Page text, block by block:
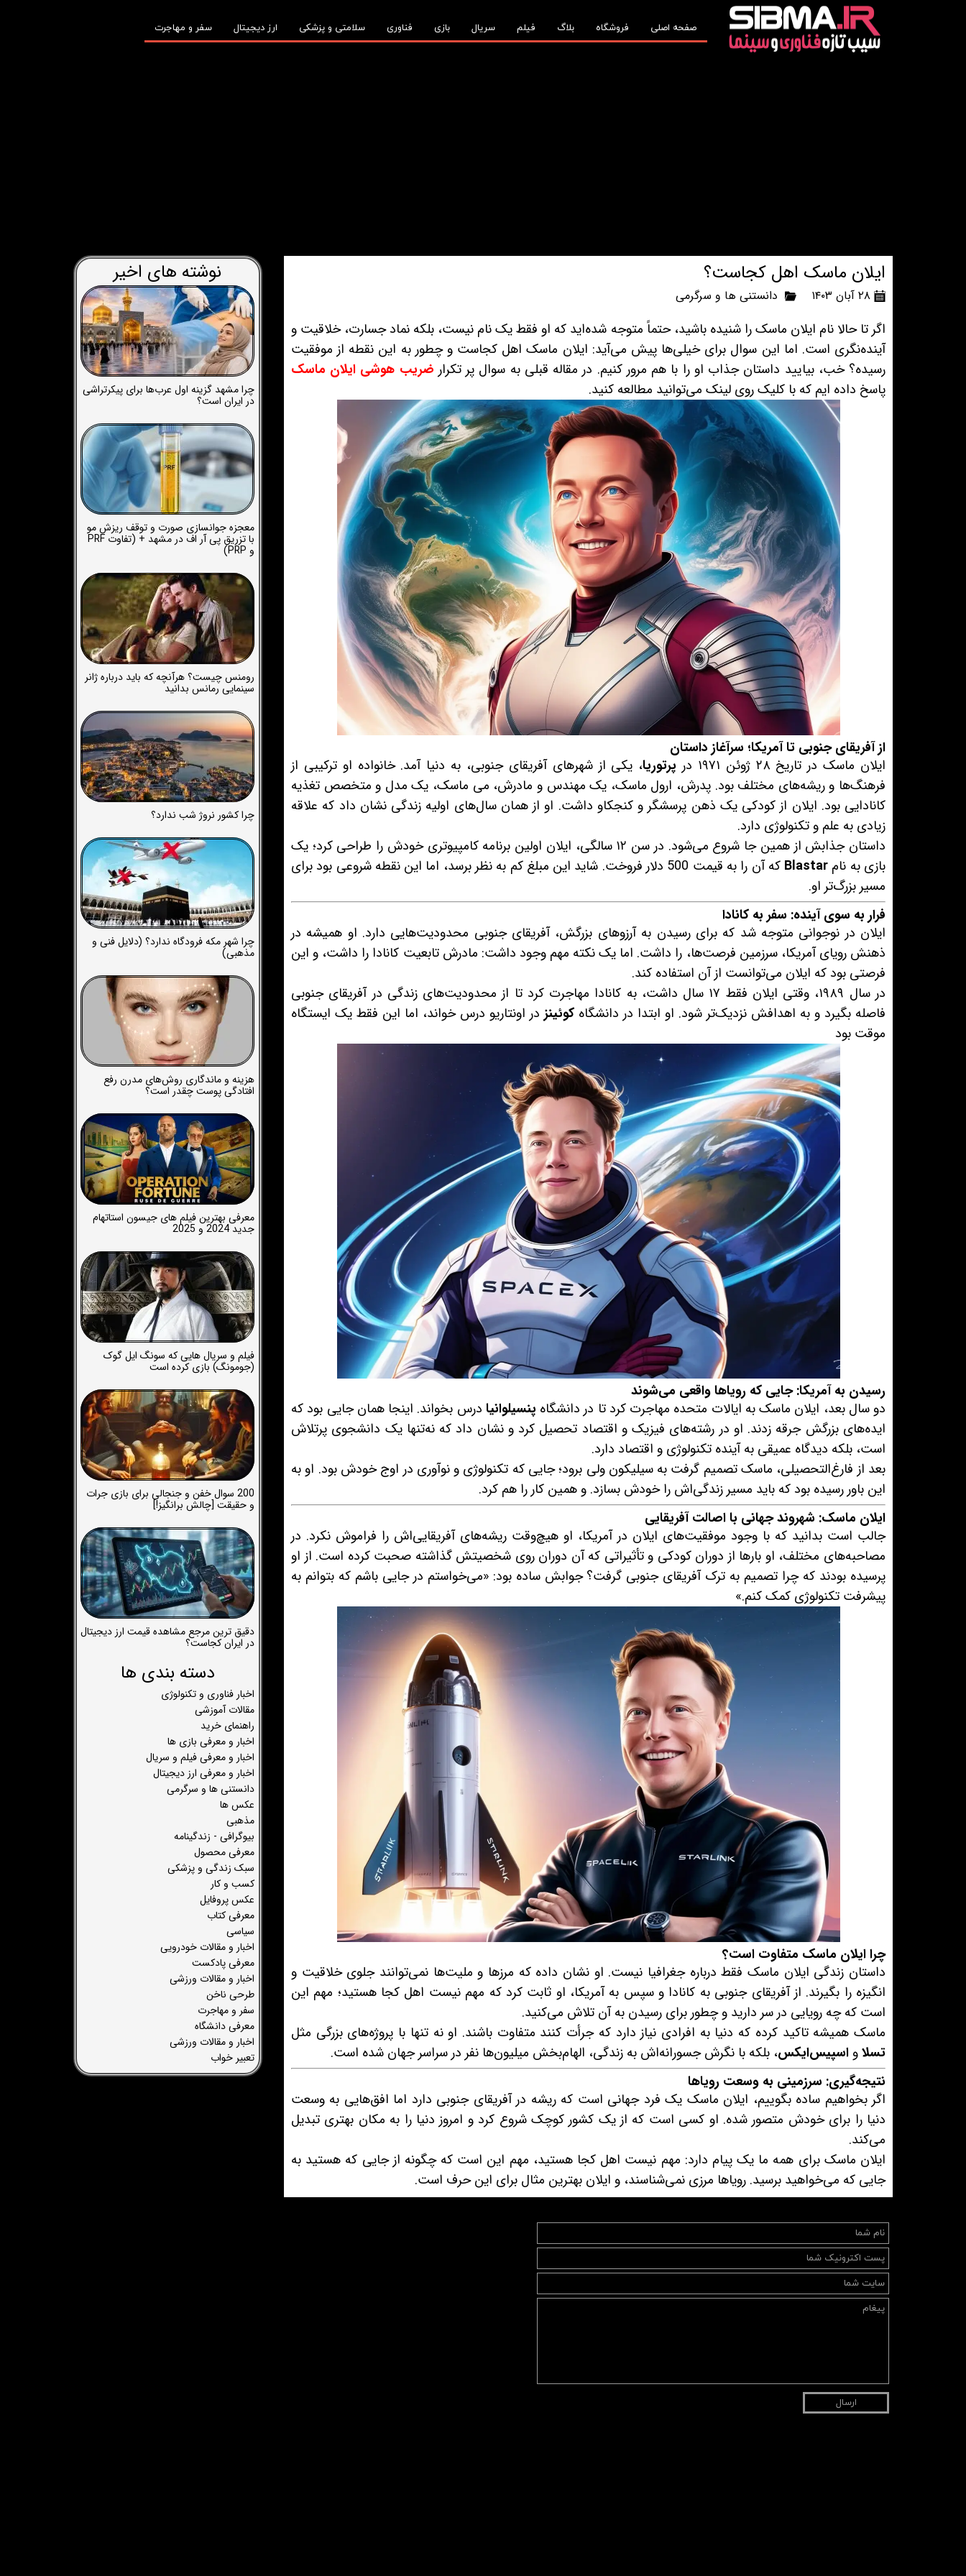
صفحه اصلی فروشگاه بلاگ فیلم سریال بازی فناوری سلامتی و پزشکی ارز دیجیتال سفر و مهاجرت
ایلان ماسک اهل کجاست؟
۲۸ آبان ۱۴۰۳ دانستنی ها و سرگرمی
اگر تا حالا نام ایلان ماسک را شنیده باشید، حتماً متوجه شده‌اید که او فقط یک نام نیست، بلکه نماد جسارت، خلاقیت و
آینده‌نگری است. اما این سوال برای خیلی‌ها پیش می‌آید: ایلان ماسک اهل کجاست و چطور به این نقطه از موفقیت
رسیده؟ خب، بیایید داستان جذاب او را با هم مرور کنیم. در مقاله قبلی به سوال پر تکرار ضریب هوشی ایلان ماسک
پاسخ داده ایم که با کلیک روی لینک می‌توانید مطالعه کنید.
از آفریقای جنوبی تا آمریکا؛ سرآغاز داستان
ایلان ماسک در تاریخ ۲۸ ژوئن ۱۹۷۱ در
پرتوریا، یکی از شهرهای آفریقای جنوبی، به دنیا آمد. خانواده او ترکیبی از
فرهنگ‌ها و ریشه‌های مختلف بود. پدرش، ارول ماسک، یک مهندس و مادرش، می ماسک، یک مدل و متخصص تغذیه
کانادایی بود. ایلان از کودکی یک ذهن پرسشگر و کنجکاو داشت. او از همان سال‌های اولیه زندگی نشان داد که علاقه
زیادی به علم و تکنولوژی دارد.
داستان جذابش از همین جا شروع می‌شود. در سن ۱۲ سالگی، ایلان اولین برنامه کامپیوتری خودش را طراحی کرد؛ یک
بازی به نام Blastar
که آن را به قیمت 500 دلار فروخت. شاید این مبلغ کم به نظر برسد، اما این نقطه شروعی بود برای
مسیر بزرگ‌تر او.
فرار به سوی آینده: سفر به کانادا
ایلان در نوجوانی متوجه شد که برای رسیدن به آرزوهای بزرگش، آفریقای جنوبی محدودیت‌هایی دارد. او همیشه در
ذهنش رویای آمریکا، سرزمین فرصت‌ها، را داشت. اما یک نکته مهم وجود داشت: مادرش تابعیت کانادا را داشت، و این
فرصتی بود که ایلان می‌توانست از آن استفاده کند.
در سال ۱۹۸۹، وقتی ایلان فقط ۱۷ سال داشت، به کانادا مهاجرت کرد تا از محدودیت‌های زندگی در آفریقای جنوبی
فاصله بگیرد و به اهدافش نزدیک‌تر شود. او ابتدا در دانشگاه کوئینز در اونتاریو درس خواند، اما این فقط یک ایستگاه
موقت بود
رسیدن به آمریکا: جایی که رویاها واقعی می‌شوند
دو سال بعد، ایلان ماسک به ایالات متحده مهاجرت کرد تا در دانشگاه پنسیلوانیا درس بخواند. اینجا همان جایی بود که
ایده‌های بزرگش جرقه زدند. او در رشته‌های فیزیک و اقتصاد تحصیل کرد و نشان داد که نه‌تنها یک دانشجوی پرتلاش
است، بلکه دیدگاه عمیقی به آینده تکنولوژی و اقتصاد دارد.
بعد از فارغ‌التحصیلی، ماسک تصمیم گرفت به سیلیکون ولی برود؛ جایی که تکنولوژی و نوآوری در اوج خودش بود. او به
این باور رسیده بود که باید مسیر زندگی‌اش را خودش بسازد. و همین کار را هم کرد.
ایلان ماسک: شهروند جهانی با اصالت آفریقایی
جالب است بدانید که با وجود موفقیت‌های ایلان در آمریکا، او هیچ‌وقت ریشه‌های آفریقایی‌اش را فراموش نکرد. در
مصاحبه‌های مختلف، او بارها از دوران کودکی و تأثیراتی که آن دوران روی شخصیتش گذاشته صحبت کرده است. از او
پرسیده بودند که چرا تصمیم به ترک آفریقای جنوبی گرفت؟ جوابش ساده بود: «می‌خواستم در جایی باشم که بتوانم به
پیشرفت تکنولوژی کمک کنم.»
چرا ایلان ماسک متفاوت است؟
داستان زندگی ایلان ماسک فقط درباره جغرافیا نیست. او نشان داده که مرزها و ملیت‌ها نمی‌توانند جلوی خلاقیت و
انگیزه را بگیرند. از آفریقای جنوبی به کانادا و سپس به آمریکا، او ثابت کرد که مهم نیست اهل کجا هستید؛ مهم این
است که چه رویایی در سر دارید و چطور برای رسیدن به آن تلاش می‌کنید.
ماسک همیشه تاکید کرده که دنیا به افرادی نیاز دارد که جرأت کنند متفاوت باشند. او نه تنها با پروژه‌های بزرگی مثل
تسلاو اسپیس‌ایکس، بلکه با نگرش جسورانه‌اش به زندگی، الهام‌بخش میلیون‌ها نفر در سراسر جهان شده است.
نتیجه‌گیری: سرزمینی به وسعت رویاها
اگر بخواهیم ساده بگوییم، ایلان ماسک یک فرد جهانی است که ریشه در آفریقای جنوبی دارد اما افق‌هایی به وسعت
دنیا را برای خودش متصور شده. او کسی است که از یک کشور کوچک شروع کرد و امروز دنیا را به مکان بهتری تبدیل
می‌کند.
ایلان ماسک برای همه ما یک پیام دارد: مهم نیست اهل کجا هستید، مهم این است که چگونه از جایی که هستید به
جایی که می‌خواهید برسید. رویاها مرزی نمی‌شناسند، و ایلان بهترین مثال برای این حرف است.
ارسال
نوشته های اخیر
چرا مشهد گزینه اول عرب‌ها برای پیکرتراشی
در ایران است؟
معجزه جوانسازی صورت و توقف ریزش مو
با تزریق پی آر اف در مشهد + (تفاوت PRF
و PRP)
رومنس چیست؟ هرآنچه که باید درباره ژانر
سینمایی رمانس بدانید
چرا کشور نروژ شب ندارد؟
چرا شهر مکه فرودگاه ندارد؟ (دلایل فنی و
مذهبی)
هزینه و ماندگاری روش‌های مدرن رفع
افتادگی پوست چقدر است؟
معرفی بهترین فیلم های جیسون استاتهام
جدید 2024 و 2025
فیلم و سریال هایی که سونگ ایل گوک
(جومونگ) بازی کرده است
200 سوال خفن و جنجالی برای بازی جرات
و حقیقت [چالش برانگیز!]
دقیق ترین مرجع مشاهده قیمت ارز دیجیتال
در ایران کجاست؟
دسته بندی ها
اخبار فناوری و تکنولوژی
مقالات آموزشی
راهنمای خرید
اخبار و معرفی بازی ها
اخبار و معرفی فیلم و سریال
اخبار و معرفی ارز دیجیتال
دانستنی ها و سرگرمی
عکس ها
مذهبی
بیوگرافی - زندگینامه
معرفی محصول
سبک زندگی و پزشکی
کسب و کار
عکس پروفایل
معرفی کتاب
سیاسی
اخبار و مقالات خودرویی
معرفی پادکست
اخبار و مقالات ورزشی
طرحی ناخن
سفر و مهاجرت
معرفی دانشگاه
اخبار و مقالات ورزشی
تعبیر خواب